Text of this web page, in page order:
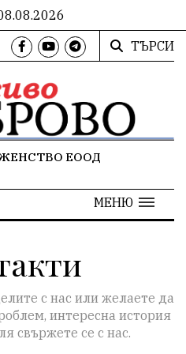
ТЪРСИ
ЕООД
МЕНЮ
с нас или желаете да
интересна история
свържете се с нас.